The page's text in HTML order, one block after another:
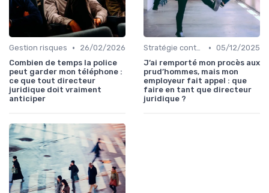
Gestion risques •
26/02/2026
Combien de temps la police
peut garder mon téléphone :
ce que tout directeur
juridique doit vraiment
anticiper
Stratégie contentieuse • 05/12/2025
J’ai remporté mon procès aux
prud’hommes, mais mon
employeur fait appel : que
faire en tant que directeur
juridique ?